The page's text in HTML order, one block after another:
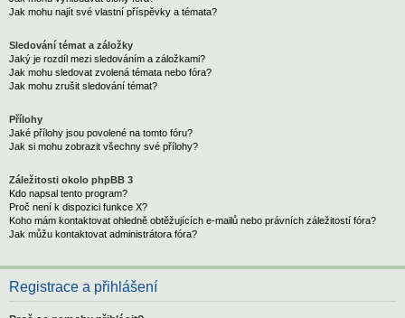
Jak mohu najít své vlastní příspěvky a témata?
Sledování témat a záložky
Jaký je rozdíl mezi sledováním a záložkami?
Jak mohu sledovat zvolená témata nebo fóra?
Jak mohu zrušit sledování témat?
Přílohy
Jaké přílohy jsou povolené na tomto fóru?
Jak si mohu zobrazit všechny své přílohy?
Záležitosti okolo phpBB 3
Kdo napsal tento program?
Proč není k dispozici funkce X?
Koho mám kontaktovat ohledně obtěžujících e-mailů nebo právních záležitostí fóra?
Jak můžu kontaktovat administrátora fóra?
Registrace a přihlášení